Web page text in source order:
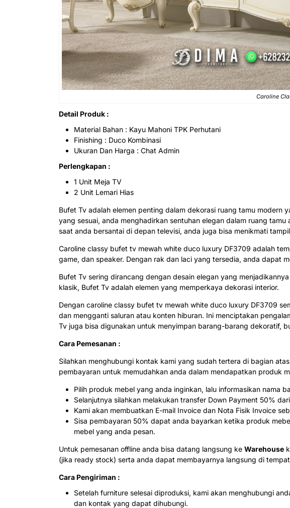
Caroline
Detail Produk :
Material Bahan : Kayu Mahoni TPK Perhutani
Finishing : Duco Kombinasi
Ukuran Dan Harga : Chat Admin
Perlengkapan :
1 Unit Meja TV
2 Unit Lemari Hias
Bufet Tv adalah elemen penting dalam dekorasi ruang tamu modern
yang sesuai, anda menghadirkan sentuhan elegan dalam ruang
saat anda bersantai di depan televisi, anda juga bisa menikmati
Caroline classy bufet tv mewah white duco luxury DF3709 adalah
game, dan speaker. Dengan rak dan laci yang tersedia, anda dapat
Bufet Tv sering dirancang dengan desain elegan yang
klasik, Bufet Tv adalah elemen yang memperkaya dekorasi interior.
Dengan caroline classy bufet tv mewah white duco luxury DF3709
dan mengganti saluran atau konten hiburan. Ini menciptakan
Tv juga bisa digunakan untuk menyimpan barang-barang dekoratif,
Cara Pemesanan :
Silahkan menghubungi kontak kami yang sudah tertera di bagian
pembayaran untuk memudahkan anda dalam mendapatkan produk
Pilih produk mebel yang anda inginkan, lalu informasikan nama
Selanjutnya silahkan melakukan transfer Down Payment 50%
Kami akan membuatkan E-mail Invoice dan Nota Fisik Invoice
Sisa pembayaran 50% dapat anda bayarkan ketika produk
mebel yang anda pesan.
Untuk pemesanan offline anda bisa datang langsung ke Warehouse
(jika ready stock) serta anda dapat membayarnya langsung di
Cara Pengiriman :
Setelah furniture selesai diproduksi, kami akan menghubungi
dan kontak yang dapat dihubungi.